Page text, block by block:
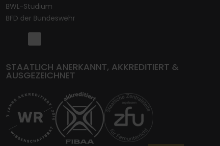
BWL-Studium
BFD der Bundeswehr
STAATLICH ANERKANNT, AKKREDITIERT &
AUSGEZEICHNET